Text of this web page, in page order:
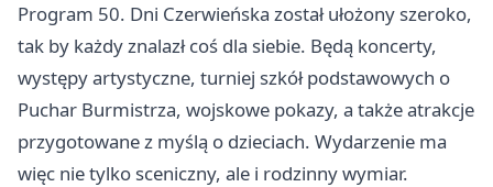
Program 50. Dni Czerwieńska został ułożony szeroko,
tak by każdy znalazł coś dla siebie. Będą koncerty,
występy artystyczne, turniej szkół podstawowych o
Puchar Burmistrza, wojskowe pokazy, a także atrakcje
przygotowane z myślą o dzieciach. Wydarzenie ma
więc nie tylko sceniczny, ale i rodzinny wymiar.